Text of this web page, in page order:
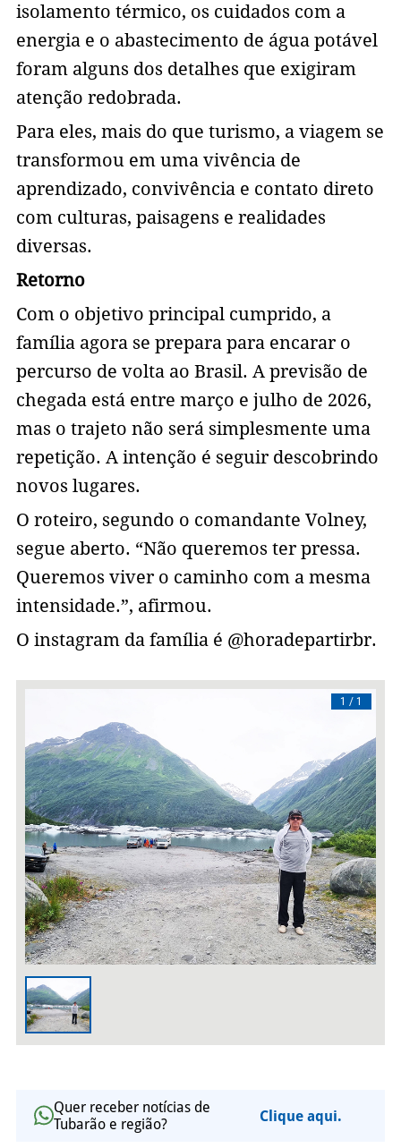
isolamento térmico, os cuidados com a
energia e o abastecimento de água potável
foram alguns dos detalhes que exigiram
atenção redobrada.
Para eles, mais do que turismo, a viagem se
transformou em uma vivência de
aprendizado, convivência e contato direto
com culturas, paisagens e realidades
diversas.
Retorno
Com o objetivo principal cumprido, a
família agora se prepara para encarar o
percurso de volta ao Brasil. A previsão de
chegada está entre março e julho de 2026,
mas o trajeto não será simplesmente uma
repetição. A intenção é seguir descobrindo
novos lugares.
O roteiro, segundo o comandante Volney,
segue aberto. “Não queremos ter pressa.
Queremos viver o caminho com a mesma
intensidade.”, afirmou.
O instagram da família é @horadepartirbr.
1 / 1
Quer receber notícias de
Tubarão e região?
Clique aqui.